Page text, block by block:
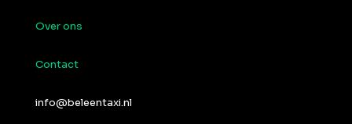
Over ons
Contact
info@beleentaxi.nl